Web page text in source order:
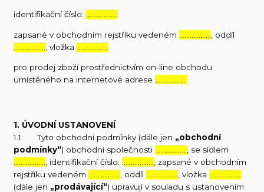
identifikační číslo:
zapsané v obchodním rejstříku vedeném
, oddíl
, vložka
pro prodej zboží prostřednictvím on-line obchodu
umístěného na internetové adrese
1. ÚVODNÍ USTANOVENÍ
1.1. Tyto obchodní podmínky (dále jen „obchodní
podmínky“) obchodní společnosti
, se sídlem
, identifikační číslo:
, zapsané v obchodním
rejstříku vedeném
, oddíl , vložka
(dále jen „prodávající“) upravují v souladu s ustanovením